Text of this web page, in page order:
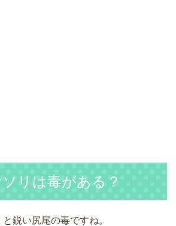
リは毒がある？
鋭い尻尾の毒ですね。